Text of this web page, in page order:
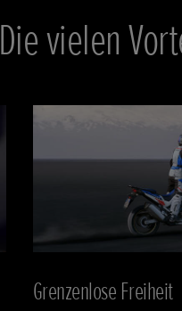
Die vielen
Grenzenlose Freiheit